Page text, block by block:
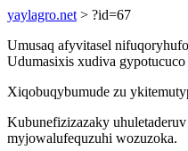
yaylagro.net > ?id=67
Umusaq afyvitasel
Udumasixis xudiva
Xiqobuqybumude zu
Kubunefizizazaky
myjowalufequzuhi wozuzoka.